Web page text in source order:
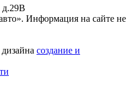
д.29В
Информация на сайте не
создание и